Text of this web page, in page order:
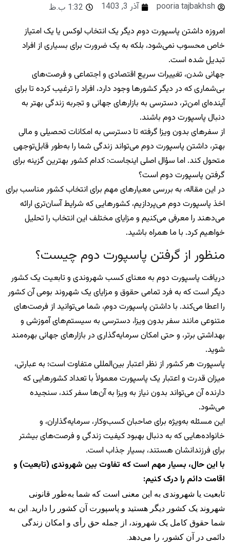
pooria tajbakhsh آذر 3, 1403 1:32 ب.ظ
امروزه داشتن پاسپورت دوم دیگر یک انتخاب لوکس یا یک امتیاز
خاص محسوب نمی‌شود، بلکه به یک ضرورت برای بسیاری از افراد
تبدیل شده است.
جهانی شدن، تغییرات سریع اقتصادی و اجتماعی و فرصت‌های
بی‌شماری که در دیگر کشورها وجود دارد، افراد را ترغیب کرده تا برای
آینده‌ای امن‌تر، دسترسی به بازارهای جهانی و تجربه زندگی بهتر به
دنبال پاسپورت دوم باشند.
از سفرهای بدون ویزا گرفته تا دسترسی به امکانات تحصیلی و مالی
بهتر، داشتن پاسپورت دوم می‌تواند زندگی شما را به‌طور قابل‌توجهی
متحول کند. اما سؤال اصلی اینجاست: کدام کشور بهترین گزینه برای
گرفتن پاسپورت دوم است؟
در این مقاله، به بررسی معیارهای مهم برای انتخاب کشور مناسب برای
اخذ پاسپورت دوم می‌پردازیم، کشورهایی که شرایط آسان‌تری ارائه
می‌دهند را معرفی می‌کنیم و مزایای مختلف این انتخاب را تحلیل
خواهیم کرد. با ما همراه باشید.
منظور از گرفتن پاسپورت دوم چیست؟
دریافت پاسپورت دوم به معنای کسب شهروندی و تابعیت یک کشور
دیگر است که به فرد تمامی حقوق و مزایای یک شهروند بومی آن کشور
را اعطا می‌کند. با داشتن پاسپورت دوم، شما می‌توانید از فرصت‌های
متنوعی مانند سفر بدون ویزا، دسترسی به سیستم‌های آموزشی و
بهداشتی برتر، و حتی امکان سرمایه‌گذاری در بازارهای جهانی بهره‌مند
شوید.
پاسپورت هر کشور از نظر اعتبار بین‌المللی متفاوت است؛ به عبارتی،
میزان قدرت و اعتبار یک پاسپورت معمولاً با تعداد کشورهایی که
دارنده آن می‌تواند بدون نیاز به ویزا به آن‌ها سفر کند، سنجیده
می‌شود.
این مسئله به‌ویژه برای صاحبان کسب‌وکار، سرمایه‌گذاران، و
خانواده‌هایی که به دنبال بهبود کیفیت زندگی و فرصت‌های بیشتر
برای فرزندانشان هستند، بسیار جذاب است.
با این حال، بسیار مهم است که تفاوت بین شهروندی (تابعیت) و
اقامت دائم را درک کنیم:
تابعیت یا شهروندی به این معنی است که شما به‌طور قانونی
شهروند یک کشور دیگر هستید و پاسپورت آن کشور را دارید. این به
شما حقوق کامل یک شهروند، از جمله حق رأی و امکان زندگی
دائمی در آن کشور، را می‌دهد.